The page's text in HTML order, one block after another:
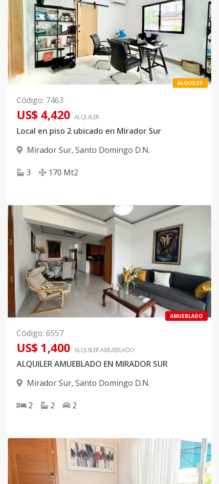
ALQUILER
Código: 7463
US$ 4,420 ALQUILER
Local en piso 2 ubicado en Mirador Sur
Mirador Sur, Santo Domingo D.N.
3 170 Mt2
AMUEBLADO
Código: 6557
US$ 1,400 ALQUILERAMUEBLADO
ALQUILER AMUEBLADO EN MIRADOR SUR
Mirador Sur, Santo Domingo D.N.
2 2 2